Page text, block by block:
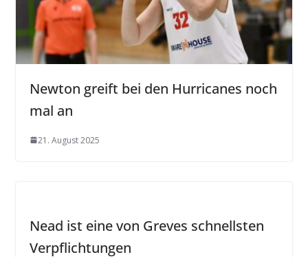
Newton greift bei den Hurricanes noch
mal an
21. August 2025
Nead ist eine von Greves schnellsten
Verpflichtungen